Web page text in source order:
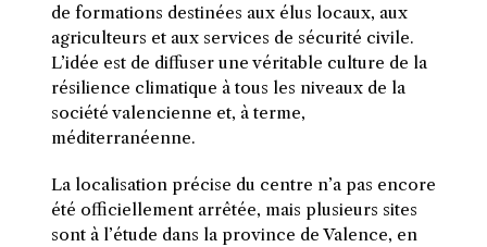
de formations destinées aux élus locaux, aux
agriculteurs et aux services de sécurité civile.
L’idée est de diffuser une véritable culture de la
résilience climatique à tous les niveaux de la
société valencienne et, à terme,
méditerranéenne.
La localisation précise du centre n’a pas encore
été officiellement arrêtée, mais plusieurs sites
sont à l’étude dans la province de Valence, en